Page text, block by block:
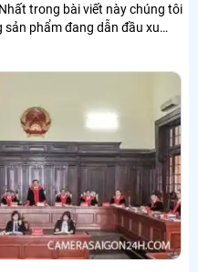
trong bài viết này chúng tôi
sản phẩm đang dẫn đầu xu
hảo cho nhu cầu an ninh của